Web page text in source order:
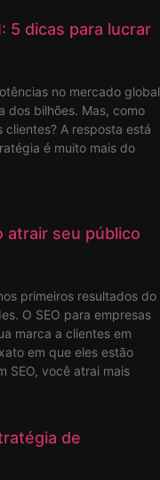
5 dicas para lucrar
no mercado global
dos bilhões. Mas, como
A resposta está
é muito mais do
atrair seu público
primeiros resultados do
O SEO para empresas
marca a clientes em
em que eles estão
SEO, você atrai mais
de